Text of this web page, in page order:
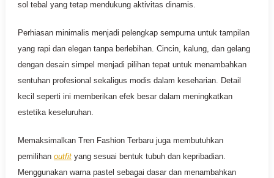
sol tebal yang tetap mendukung aktivitas dinamis.
Perhiasan minimalis menjadi pelengkap sempurna untuk tampilan
yang rapi dan elegan tanpa berlebihan. Cincin, kalung, dan gelang
dengan desain simpel menjadi pilihan tepat untuk menambahkan
sentuhan profesional sekaligus modis dalam keseharian. Detail
kecil seperti ini memberikan efek besar dalam meningkatkan
estetika keseluruhan.
Memaksimalkan Tren Fashion Terbaru juga membutuhkan
pemilihan outfityang sesuai bentuk tubuh dan kepribadian.
Menggunakan warna pastel sebagai dasar dan menambahkan